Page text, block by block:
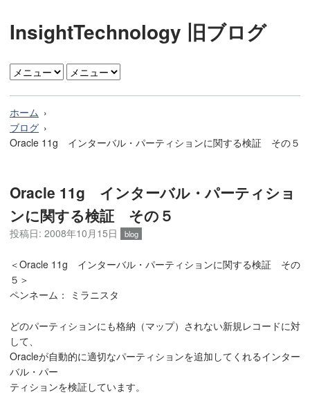
InsightTechnology 旧ブログ
ホーム
ブログ
Oracle 11g インターバル・パーティションに関する検証 その５
Oracle 11g インターバル・パーティショ
ンに関する検証 その５
投稿日: 2008年10月15日 blog
＜Oracle 11g インターバル・パーティションに関する検証 その
５＞
ペンネーム： ミラニスタ
どのパーティションにも格納（マップ）されない新規レコードに対
して、
Oracleが自動的に適切なパーティションを追加してくれるインター
バル・パー
ティションを検証しています。